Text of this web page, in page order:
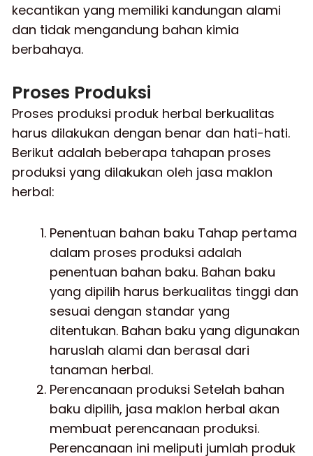
kecantikan yang memiliki kandungan alami
dan tidak mengandung bahan kimia
berbahaya.
Proses Produksi
Proses produksi produk herbal berkualitas
harus dilakukan dengan benar dan hati-hati.
Berikut adalah beberapa tahapan proses
produksi yang dilakukan oleh jasa maklon
herbal:
Penentuan bahan baku Tahap pertama
dalam proses produksi adalah
penentuan bahan baku. Bahan baku
yang dipilih harus berkualitas tinggi dan
sesuai dengan standar yang
ditentukan. Bahan baku yang digunakan
haruslah alami dan berasal dari
tanaman herbal.
Perencanaan produksi Setelah bahan
baku dipilih, jasa maklon herbal akan
membuat perencanaan produksi.
Perencanaan ini meliputi jumlah produk